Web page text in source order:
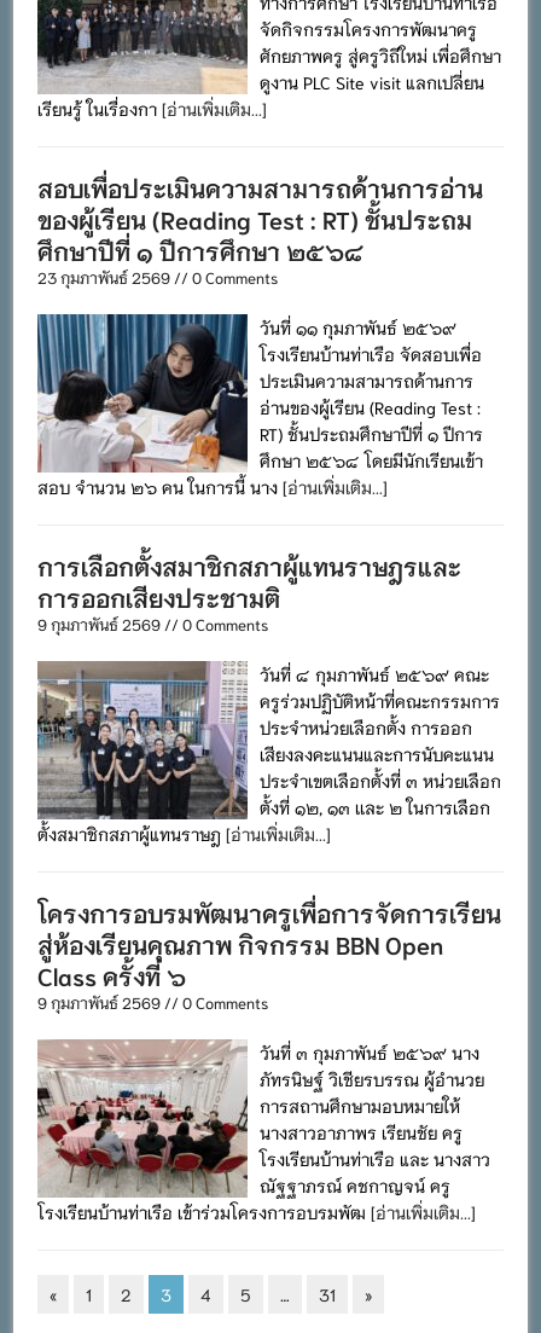
จัดกิจกรรมโครงการพัฒนาครู
ศักยภาพครู สู่ครูวิถีใหม่ เพื่อศึกษา
ดูงาน PLC Site visit แลกเปลี่ยน
เรียนรู้ ในเรื่องกา[อ่านเพิ่มเติม...]
สอบเพื่อประเมินความสามารถด้านการอ่าน
ของผู้เรียน (Reading Test : RT) ชั้นประถม
ศึกษาปีที่ ๑ ปีการศึกษา ๒๕๖๘
23 กุมภาพันธ์ 2569 // 0 Comments
วันที่ ๑๑ กุมภาพันธ์ ๒๕๖๙
โรงเรียนบ้านท่าเรือ จัดสอบเพื่อ
ประเมินความสามารถด้านการ
อ่านของผู้เรียน (Reading Test :
RT) ชั้นประถมศึกษาปีที่ ๑ ปีการ
ศึกษา ๒๕๖๘ โดยมีนักเรียนเข้า
สอบ จำนวน ๒๖ คน ในการนี้ นาง[อ่านเพิ่มเติม...]
การเลือกตั้งสมาชิกสภาผู้แทนราษฎรและ
การออกเสียงประชามติ
9 กุมภาพันธ์ 2569 // 0 Comments
วันที่ ๘ กุมภาพันธ์ ๒๕๖๙ คณะ
ครูร่วมปฏิบัติหน้าที่คณะกรรมการ
ประจำหน่วยเลือกตั้ง การออก
เสียงลงคะแนนและการนับคะแนน
ประจำเขตเลือกตั้งที่ ๓ หน่วยเลือก
ตั้งที่ ๑๒, ๑๓ เเละ ๒ ในการเลือก
ตั้งสมาชิกสภาผู้แทนราษฎ[อ่านเพิ่มเติม...]
โครงการอบรมพัฒนาครูเพื่อการจัดการเรียน
สู่ห้องเรียนคุณภาพ กิจกรรม BBN Open
Class ครั้งที่ ๖
9 กุมภาพันธ์ 2569 // 0 Comments
วันที่ ๓ กุมภาพันธ์ ๒๕๖๙ นาง
ภัทรนิษฐ์ วิเชียรบรรณ ผู้อำนวย
การสถานศึกษามอบหมายให้
นางสาวอาภาพร เรียนชัย ครู
โรงเรียนบ้านท่าเรือ และ นางสาว
ณัฐฐาภรณ์ คชกาญจน์ ครู
โรงเรียนบ้านท่าเรือ เข้าร่วมโครงการอบรมพัฒ[อ่านเพิ่มเติม...]
« 1 2 3 4 5 … 31 »